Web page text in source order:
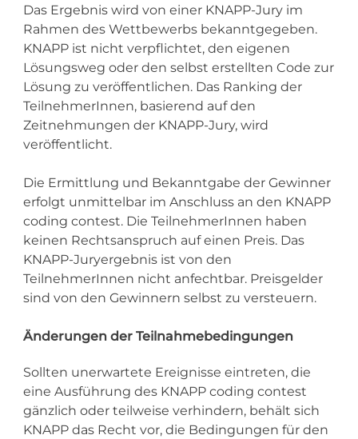
Das Ergebnis wird von einer KNAPP-Jury im
Rahmen des Wettbewerbs bekanntgegeben.
KNAPP ist nicht verpflichtet, den eigenen
Lösungsweg oder den selbst erstellten Code zur
Lösung zu veröffentlichen. Das Ranking der
TeilnehmerInnen, basierend auf den
Zeitnehmungen der KNAPP-Jury, wird
veröffentlicht.
Die Ermittlung und Bekanntgabe der Gewinner
erfolgt unmittelbar im Anschluss an den KNAPP
coding contest. Die TeilnehmerInnen haben
keinen Rechtsanspruch auf einen Preis. Das
KNAPP-Juryergebnis ist von den
TeilnehmerInnen nicht anfechtbar. Preisgelder
sind von den Gewinnern selbst zu versteuern.
Änderungen der Teilnahmebedingungen
Sollten unerwartete Ereignisse eintreten, die
eine Ausführung des KNAPP coding contest
gänzlich oder teilweise verhindern, behält sich
KNAPP das Recht vor, die Bedingungen für den